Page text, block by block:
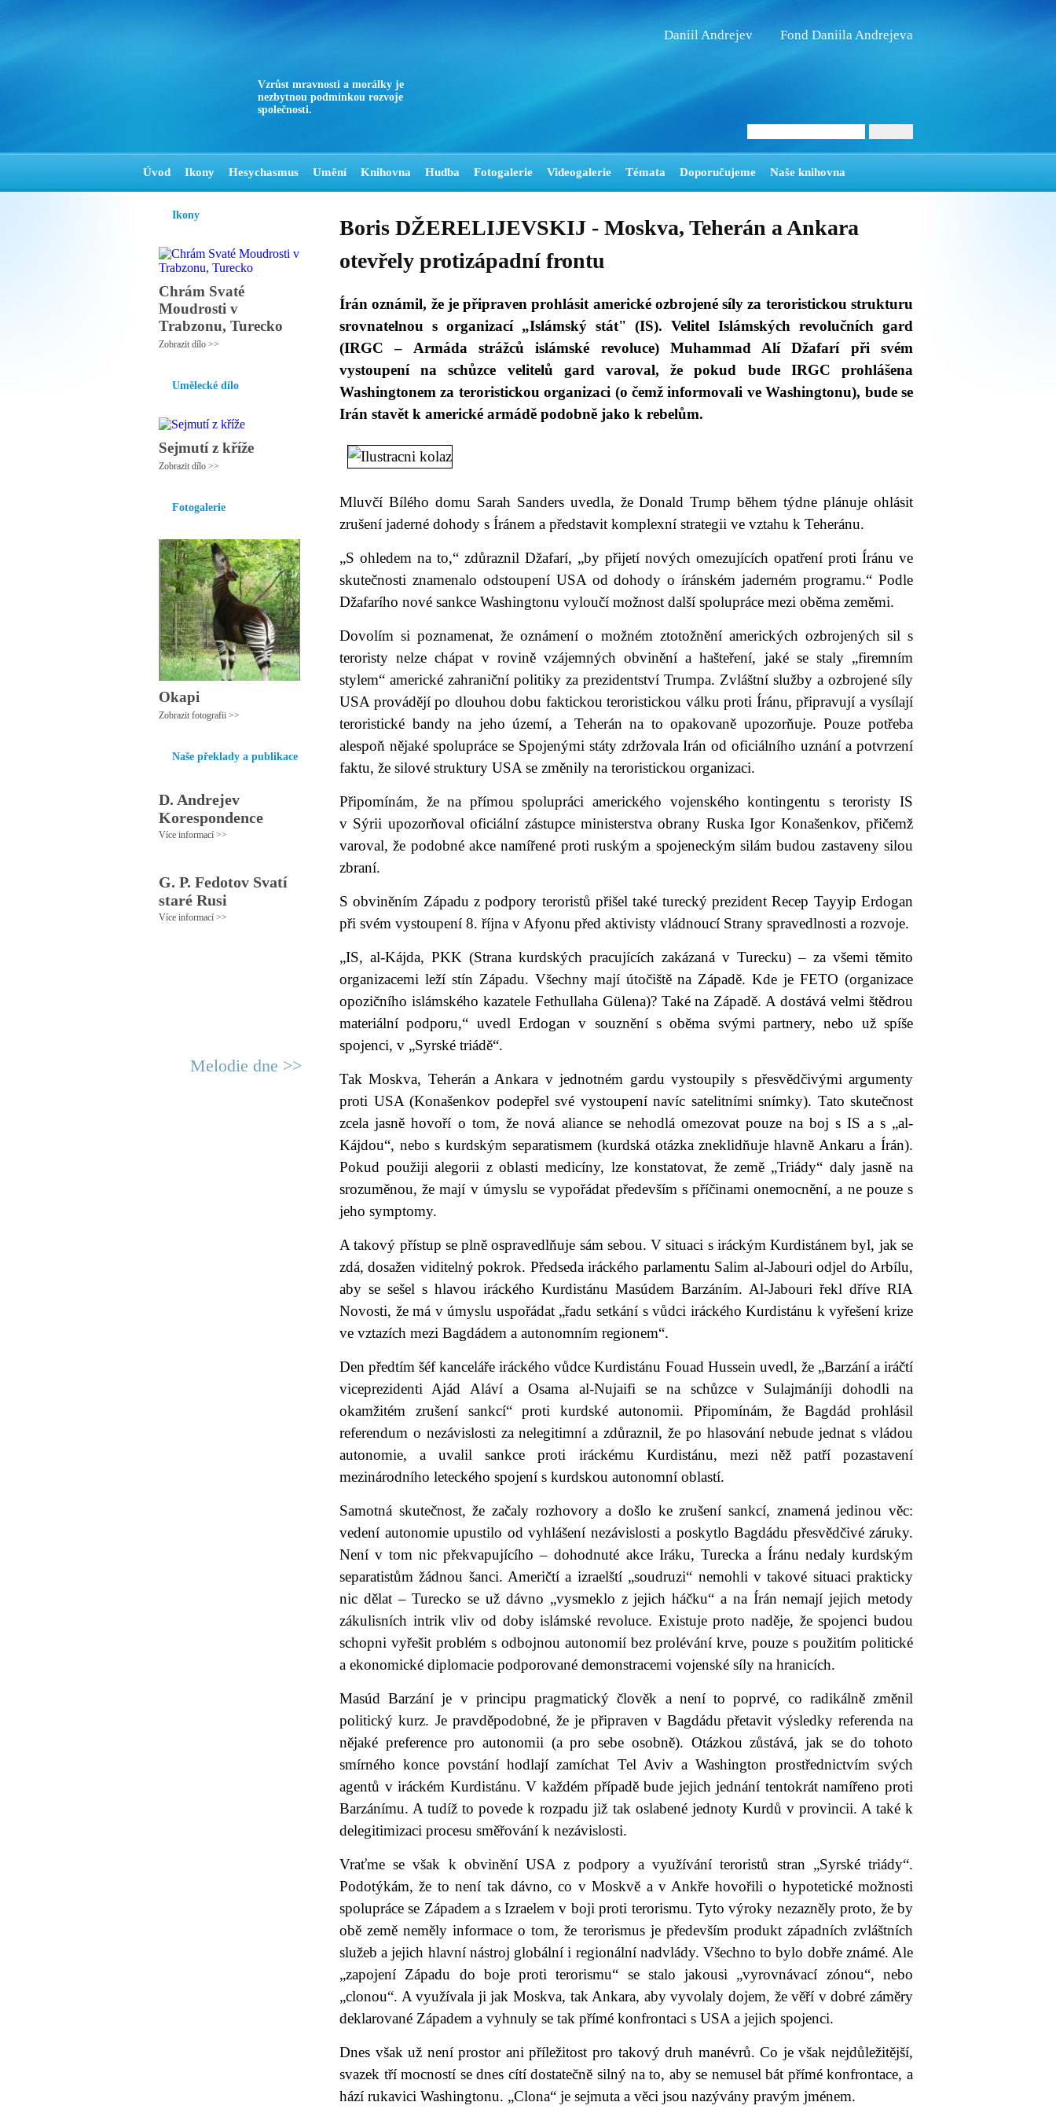
Vzrůst mravnosti a morálky je
nezbytnou podmínkou rozvoje
společnosti.
Daniil Andrejev Fond Daniila Andrejeva
Úvod Ikony Hesychasmus Umění Knihovna Hudba Fotogalerie Videogalerie Témata Doporučujeme Naše knihovna
Ikony
Chrám Svaté
Moudrosti v
Trabzonu, Turecko
Zobrazit dílo >>
Umělecké dílo
Sejmutí z kříže
Zobrazit dílo >>
Fotogalerie
Okapi
Zobrazit fotografii >>
Naše překlady a publikace
D. Andrejev
Korespondence
Více informací >>
G. P. Fedotov Svatí
staré Rusi
Více informací >>
Melodie dne >>
Boris DŽERELIJEVSKIJ - Moskva, Teherán a Ankara
otevřely protizápadní frontu
Írán oznámil, že je připraven prohlásit americké ozbrojené síly za teroristickou strukturu
srovnatelnou s organizací „Islámský stát" (IS). Velitel Islámských revolučních gard
(IRGC – Armáda strážců islámské revoluce) Muhammad Alí Džafarí při svém
vystoupení na schůzce velitelů gard varoval, že pokud bude IRGC prohlášena
Washingtonem za teroristickou organizaci (o čemž informovali ve Washingtonu), bude se
Irán stavět k americké armádě podobně jako k rebelům.
Mluvčí Bílého domu Sarah Sanders uvedla, že Donald Trump během týdne plánuje ohlásit
zrušení jaderné dohody s Íránem a představit komplexní strategii ve vztahu k Teheránu.
„S ohledem na to,“ zdůraznil Džafarí, „by přijetí nových omezujících opatření proti Íránu ve
skutečnosti znamenalo odstoupení USA od dohody o íránském jaderném programu.“ Podle
Džafarího nové sankce Washingtonu vyloučí možnost další spolupráce mezi oběma zeměmi.
Dovolím si poznamenat, že oznámení o možném ztotožnění amerických ozbrojených sil s
teroristy nelze chápat v rovině vzájemných obvinění a hašteření, jaké se staly „firemním
stylem“ americké zahraniční politiky za prezidentství Trumpa. Zvláštní služby a ozbrojené síly
USA provádějí po dlouhou dobu faktickou teroristickou válku proti Íránu, připravují a vysílají
teroristické bandy na jeho území, a Teherán na to opakovaně upozorňuje. Pouze potřeba
alespoň nějaké spolupráce se Spojenými státy zdržovala Irán od oficiálního uznání a potvrzení
faktu, že silové struktury USA se změnily na teroristickou organizaci.
Připomínám, že na přímou spolupráci amerického vojenského kontingentu s teroristy IS
v Sýrii upozorňoval oficiální zástupce ministerstva obrany Ruska Igor Konašenkov, přičemž
varoval, že podobné akce namířené proti ruským a spojeneckým silám budou zastaveny silou
zbraní.
S obviněním Západu z podpory teroristů přišel také turecký prezident Recep Tayyip Erdogan
při svém vystoupení 8. října v Afyonu před aktivisty vládnoucí Strany spravedlnosti a rozvoje.
„IS, al-Kájda, PKK (Strana kurdských pracujících zakázaná v Turecku) – za všemi těmito
organizacemi leží stín Západu. Všechny mají útočiště na Západě. Kde je FETO (organizace
opozičního islámského kazatele Fethullaha Gülena)? Také na Západě. A dostává velmi štědrou
materiální podporu,“ uvedl Erdogan v souznění s oběma svými partnery, nebo už spíše
spojenci, v „Syrské triádě“.
Tak Moskva, Teherán a Ankara v jednotném gardu vystoupily s přesvědčivými argumenty
proti USA (Konašenkov podepřel své vystoupení navíc satelitními snímky). Tato skutečnost
zcela jasně hovoří o tom, že nová aliance se nehodlá omezovat pouze na boj s IS a s „al-
Kájdou“, nebo s kurdským separatismem (kurdská otázka zneklidňuje hlavně Ankaru a Írán).
Pokud použiji alegorii z oblasti medicíny, lze konstatovat, že země „Triády“ daly jasně na
srozuměnou, že mají v úmyslu se vypořádat především s příčinami onemocnění, a ne pouze s
jeho symptomy.
A takový přístup se plně ospravedlňuje sám sebou. V situaci s iráckým Kurdistánem byl, jak se
zdá, dosažen viditelný pokrok. Předseda iráckého parlamentu Salim al-Jabouri odjel do Arbílu,
aby se sešel s hlavou iráckého Kurdistánu Masúdem Barzáním. Al-Jabouri řekl dříve RIA
Novosti, že má v úmyslu uspořádat „řadu setkání s vůdci iráckého Kurdistánu k vyřešení krize
ve vztazích mezi Bagdádem a autonomním regionem“.
Den předtím šéf kanceláře iráckého vůdce Kurdistánu Fouad Hussein uvedl, že „Barzání a iráčtí
viceprezidenti Ajád Aláví a Osama al-Nujaifi se na schůzce v Sulajmáníji dohodli na
okamžitém zrušení sankcí“ proti kurdské autonomii. Připomínám, že Bagdád prohlásil
referendum o nezávislosti za nelegitimní a zdůraznil, že po hlasování nebude jednat s vládou
autonomie, a uvalil sankce proti iráckému Kurdistánu, mezi něž patří pozastavení
mezinárodního leteckého spojení s kurdskou autonomní oblastí.
Samotná skutečnost, že začaly rozhovory a došlo ke zrušení sankcí, znamená jedinou věc:
vedení autonomie upustilo od vyhlášení nezávislosti a poskytlo Bagdádu přesvědčivé záruky.
Není v tom nic překvapujícího – dohodnuté akce Iráku, Turecka a Íránu nedaly kurdským
separatistům žádnou šanci. Američtí a izraelští „soudruzi“ nemohli v takové situaci prakticky
nic dělat – Turecko se už dávno „vysmeklo z jejich háčku“ a na Írán nemají jejich metody
zákulisních intrik vliv od doby islámské revoluce. Existuje proto naděje, že spojenci budou
schopni vyřešit problém s odbojnou autonomií bez prolévání krve, pouze s použitím politické
a ekonomické diplomacie podporované demonstracemi vojenské síly na hranicích.
Masúd Barzání je v principu pragmatický člověk a není to poprvé, co radikálně změnil
politický kurz. Je pravděpodobné, že je připraven v Bagdádu přetavit výsledky referenda na
nějaké preference pro autonomii (a pro sebe osobně). Otázkou zůstává, jak se do tohoto
smírného konce povstání hodlají zamíchat Tel Aviv a Washington prostřednictvím svých
agentů v iráckém Kurdistánu. V každém případě bude jejich jednání tentokrát namířeno proti
Barzánímu. A tudíž to povede k rozpadu již tak oslabené jednoty Kurdů v provincii. A také k
delegitimizaci procesu směřování k nezávislosti.
Vraťme se však k obvinění USA z podpory a využívání teroristů stran „Syrské triády“.
Podotýkám, že to není tak dávno, co v Moskvě a v Ankře hovořili o hypotetické možnosti
spolupráce se Západem a s Izraelem v boji proti terorismu. Tyto výroky nezazněly proto, že by
obě země neměly informace o tom, že terorismus je především produkt západních zvláštních
služeb a jejich hlavní nástroj globální i regionální nadvlády. Všechno to bylo dobře známé. Ale
„zapojení Západu do boje proti terorismu“ se stalo jakousi „vyrovnávací zónou“, nebo
„clonou“. A využívala ji jak Moskva, tak Ankara, aby vyvolaly dojem, že věří v dobré záměry
deklarované Západem a vyhnuly se tak přímé konfrontaci s USA a jejich spojenci.
Dnes však už není prostor ani příležitost pro takový druh manévrů. Co je však nejdůležitější,
svazek tří mocností se dnes cítí dostatečně silný na to, aby se nemusel bát přímé konfrontace, a
hází rukavici Washingtonu. „Clona“ je sejmuta a věci jsou nazývány pravým jménem.